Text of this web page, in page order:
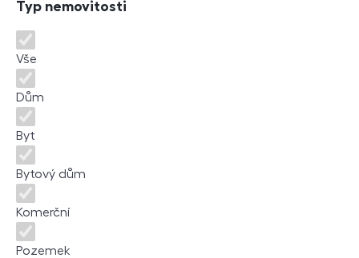
Typ nemovitosti
Typ nemovitosti
Vše
Dům
Byt
Bytový dům
Komerční
Pozemek